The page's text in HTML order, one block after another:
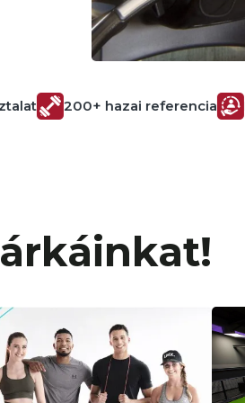
200+ hazai referencia